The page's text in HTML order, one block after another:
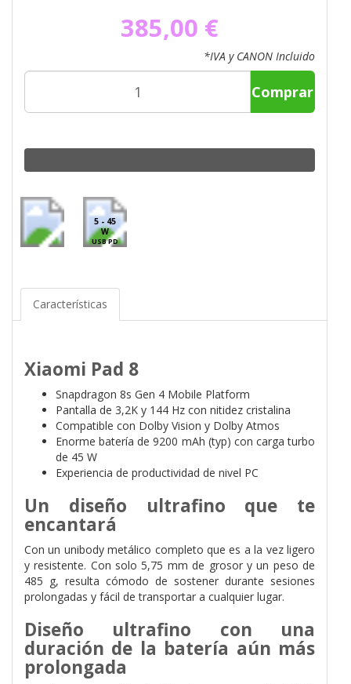
385,00 €
*IVA y CANON Incluido
Comprar
5 - 45
W
USB PD
Características
Xiaomi Pad 8
Snapdragon 8s Gen 4 Mobile Platform
Pantalla de 3,2K y 144 Hz con nitidez cristalina
Compatible con Dolby Vision y Dolby Atmos
Enorme batería de 9200 mAh (typ) con carga turbo
de 45 W
Experiencia de productividad de nivel PC
Un diseño ultrafino que te
encantará
Con un unibody metálico completo que es a la vez ligero
y resistente. Con solo 5,75 mm de grosor y un peso de
485 g, resulta cómodo de sostener durante sesiones
prolongadas y fácil de transportar a cualquier lugar.
Diseño ultrafino con una
duración de la batería aún más
prolongada